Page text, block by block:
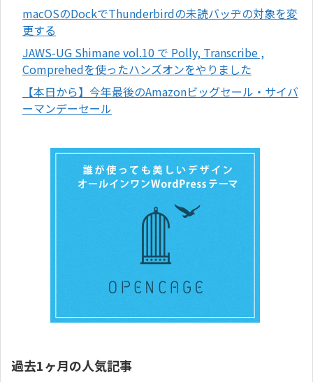
macOSのDockでThunderbirdの未読バッヂの対象を変
更する
JAWS-UG Shimane vol.10 で Polly, Transcribe ,
Comprehedを使ったハンズオンをやりました
【本日から】今年最後のAmazonビッグセール・サイバ
ーマンデーセール
過去1ヶ月の人気記事